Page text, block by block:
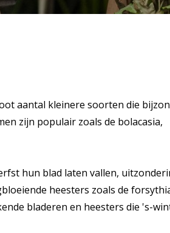
aantal kleinere soorten die
zijn populair zoals de bolacasia,
hun blad laten vallen,
heesters zoals de
bladeren en heesters die 's-